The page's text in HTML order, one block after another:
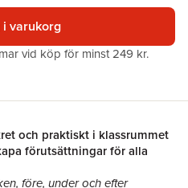
i varukorg
vid köp för minst 249 kr.
och praktiskt i klassrummet
förutsättningar för alla
före, under och efter